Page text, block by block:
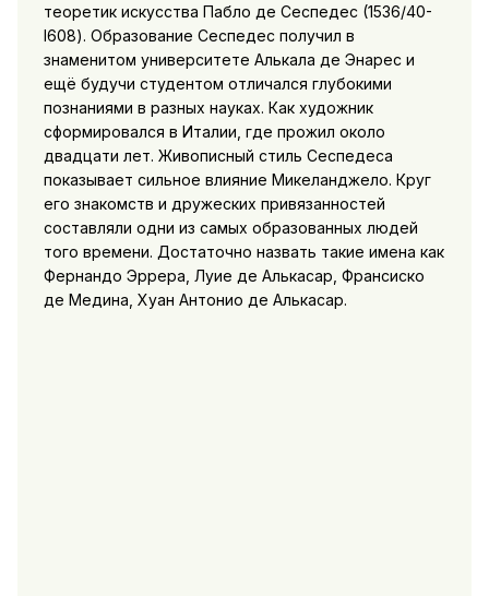
теоретик искусства Пабло де Сеспедес (1536/40-
I608). Образование Сеспедес получил в
знаменитом университете Алькала де Энарес и
ещё будучи студентом отличался глубокими
познаниями в разных науках. Как художник
сформировался в Италии, где прожил около
двадцати лет. Живописный стиль Сеспедеса
показывает сильное влияние Микеланджело. Круг
его знакомств и дружеских привязанностей
составляли одни из самых образованных людей
того времени. Достаточно назвать такие имена как
Фернандо Эррера, Луие де Алькасар, Франсиско
де Медина, Хуан Антонио де Алькасар.